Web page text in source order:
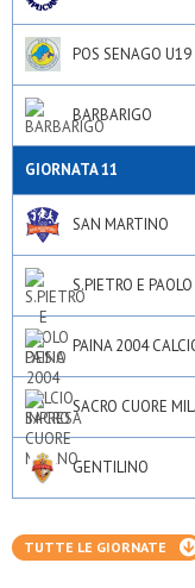
POS SENAGO U19
BARBARIGO
GIORNATA 11
SAN MARTINO
S.PIETRO E
PAINA 2004
SACRO CUORE
GENTILINO
TUTTE LE GIORNATE